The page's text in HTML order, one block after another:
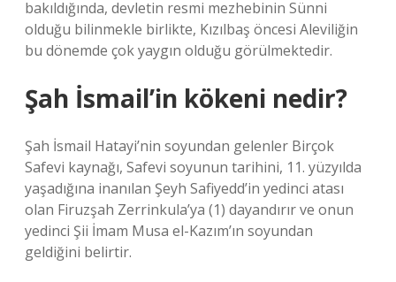
bakıldığında, devletin resmi mezhebinin Sünni
olduğu bilinmekle birlikte, Kızılbaş öncesi Aleviliğin
bu dönemde çok yaygın olduğu görülmektedir.
Şah İsmail’in kökeni nedir?
Şah İsmail Hatayi’nin soyundan gelenler Birçok
Safevi kaynağı, Safevi soyunun tarihini, 11. yüzyılda
yaşadığına inanılan Şeyh Safiyedd’in yedinci atası
olan Firuzşah Zerrinkula’ya (1) dayandırır ve onun
yedinci Şii İmam Musa el-Kazım’ın soyundan
geldiğini belirtir.